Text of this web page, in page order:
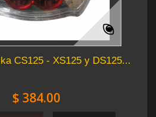
CS125 - XS125 y DS125...
$ 384.00